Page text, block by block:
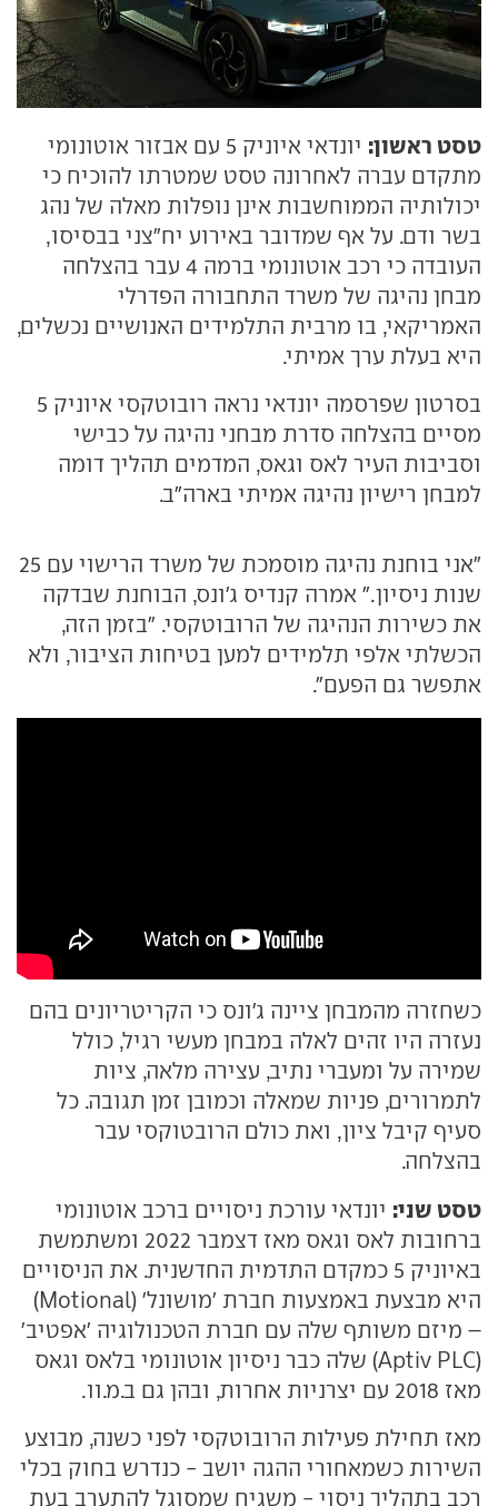
טסט ראשון:
יונדאי איוניק 5 עם אבזור אוטונומי
מתקדם עברה לאחרונה טסט שמטרתו להוכיח כי
יכולותיה הממוחשבות אינן נופלות מאלה של נהג
בשר ודם. על אף שמדובר באירוע יח"צני בבסיסו,
העובדה כי רכב אוטונומי ברמה 4 עבר בהצלחה
מבחן נהיגה של משרד התחבורה הפדרלי
האמריקאי, בו מרבית התלמידים האנושיים נכשלים,
היא בעלת ערך אמיתי.
בסרטון שפרסמה יונדאי נראה רובוטקסי איוניק 5
מסיים בהצלחה סדרת מבחני נהיגה על כבישי
וסביבות העיר לאס וגאס, המדמים תהליך דומה
למבחן רישיון נהיגה אמיתי בארה"ב.
"אני בוחנת נהיגה מוסמכת של משרד הרישוי עם 25
שנות ניסיון." אמרה קנדיס ג'ונס, הבוחנת שבדקה
את כשירות הנהיגה של הרובוטקסי. "בזמן הזה,
הכשלתי אלפי תלמידים למען בטיחות הציבור, ולא
אתפשר גם הפעם".
כשחזרה מהמבחן ציינה ג'ונס כי הקריטריונים בהם
נעזרה היו זהים לאלה במבחן מעשי רגיל, כולל
שמירה על ומעברי נתיב, עצירה מלאה, ציות
לתמרורים, פניות שמאלה וכמובן זמן תגובה. כל
סעיף קיבל ציון, ואת כולם הרובטוקסי עבר
בהצלחה.
טסט שני: יונדאי עורכת ניסויים ברכב אוטונומי
ברחובות לאס וגאס מאז דצמבר 2022 ומשתמשת
באיוניק 5 כמקדם התדמית החדשנית. את הניסויים
היא מבצעת באמצעות חברת 'מושונל' (Motional)
– מיזם משותף שלה עם חברת הטכנולוגיה 'אפטיב'
(Aptiv PLC) שלה כבר ניסיון אוטונומי בלאס וגאס
מאז 2018 עם יצרניות אחרות, ובהן גם ב.מ.וו.
מאז תחילת פעילות הרובוטקסי לפני כשנה, מבוצע
השירות כשמאחורי ההגה יושב - כנדרש בחוק בכלי
רכב בתהליך ניסוי - משגיח שמסוגל להתערב בעת